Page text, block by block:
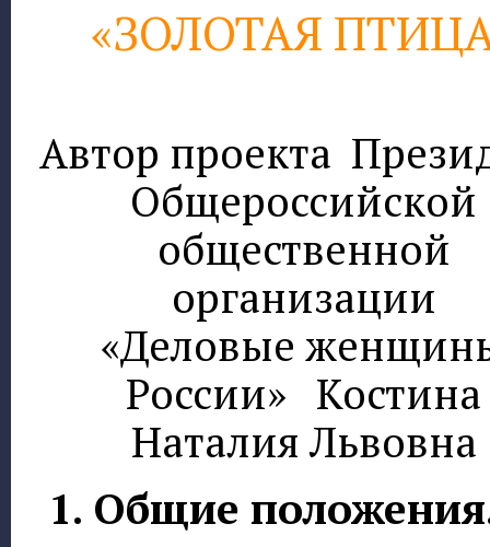
«ЗОЛОТАЯ
Автор проекта
Общероссийской
общественной
организации
«Деловые
России» Костина
Наталия Львовна
1. Общие